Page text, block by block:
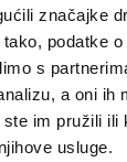
značajke
podatke
s
a oni ih
im pružili ili
usluge.
iz biologije